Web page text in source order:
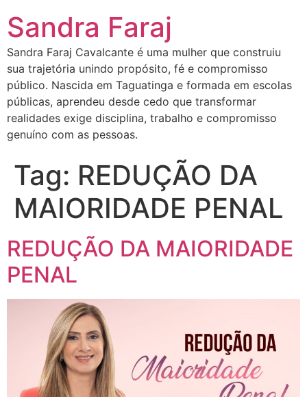
Sandra Faraj
Sandra Faraj Cavalcante é uma mulher que construiu
sua trajetória unindo propósito, fé e compromisso
público. Nascida em Taguatinga e formada em escolas
públicas, aprendeu desde cedo que transformar
realidades exige disciplina, trabalho e compromisso
genuíno com as pessoas.
Tag: REDUÇÃO DA
MAIORIDADE PENAL
REDUÇÃO DA MAIORIDADE
PENAL